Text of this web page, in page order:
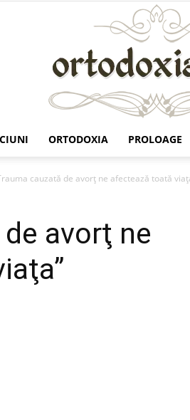
ORTODOXIA PROLOAGE
cauzată de avorţ ne afectează toată
avorţ ne